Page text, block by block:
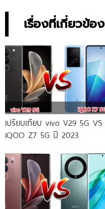
เรื่องที่เกี่ยวข้อง
เปรียบเทียบ vivo V29 5G VS
iQOO Z7 5G ปี 2023